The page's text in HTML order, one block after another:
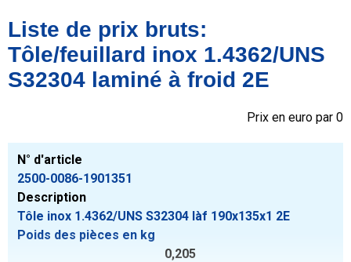
Liste de prix bruts:
Tôle/feuillard inox 1.4362/UNS
S32304 laminé à froid 2E
Prix en euro par 0
N° d'article
2500-0086-1901351
Description
Tôle inox 1.4362/UNS S32304 làf 190x135x1 2E
Poids des pièces en kg
0,205